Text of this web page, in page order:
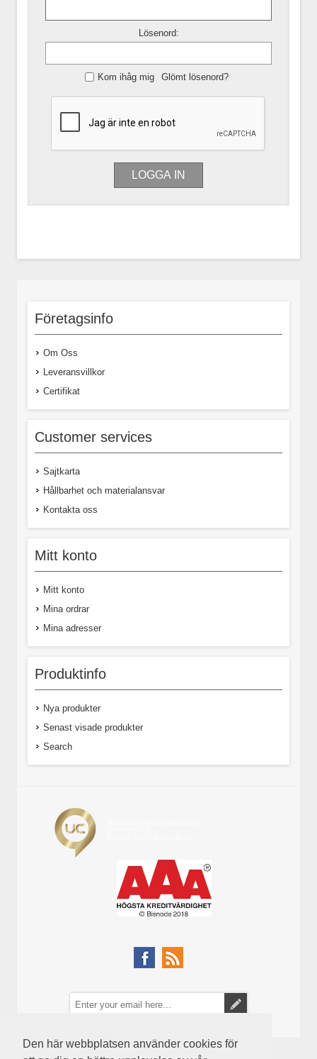
Den här webbplatsen använder cookies för
Lösenord:
Kom ihåg mig Glömt lösenord?
Företagsinfo
Om Oss
Leveransvillkor
Certifikat
Customer services
Sajtkarta
Hållbarhet och materialansvar
Kontakta oss
Mitt konto
Mitt konto
Mina ordrar
Mina adresser
Produktinfo
Nya produkter
Senast visade produkter
Search